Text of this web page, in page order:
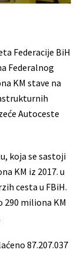
Federacije BiH
Federalnog
KM stave na
Autoceste
koja se sastoji
KM iz 2017. u
cesta u FBiH.
290 miliona KM
87.207.037